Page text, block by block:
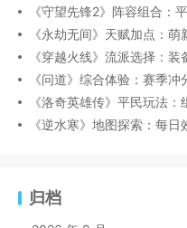
《守望先锋2》阵容组合：
《永劫无间》天赋加点：
《穿越火线》流派选择：
《问道》综合体验：赛季冲
《洛奇英雄传》平民玩法
《逆水寒》地图探索：每
归档